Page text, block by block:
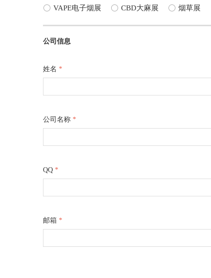
ꀐ VAPE电子烟展 ꀐ CBD大麻展 ꀐ 烟草展
公司信息
姓名 *
公司名称 *
QQ *
邮箱 *